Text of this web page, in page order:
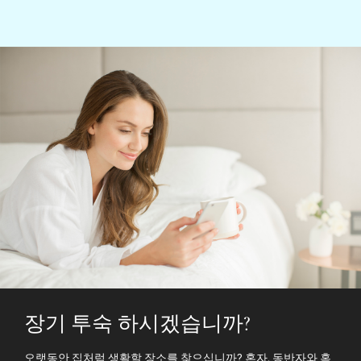
장기 투숙 하시겠습니까?
오랫동안 집처럼 생활할 장소를 찾으십니까? 혼자, 동반자와 혹